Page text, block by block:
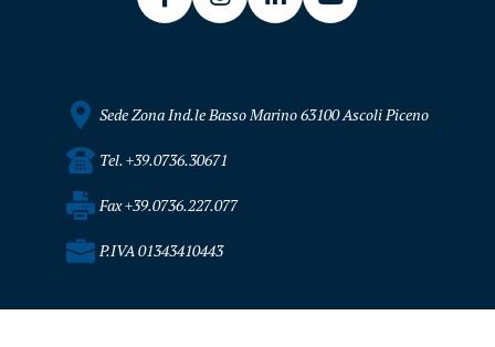
Sede Zona Ind.le Basso Marino 63100 Ascoli Piceno
Tel. +39.0736.30671
Fax +39.0736.227.077
P.IVA 01343410443